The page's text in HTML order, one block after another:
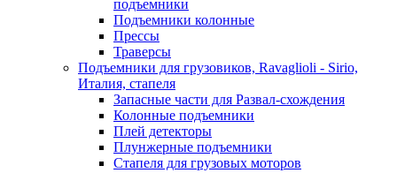
подъемники
Подъемники колонные
Прессы
Траверсы
Подъемники для грузовиков, Ravaglioli - Sirio,
Италия, стапеля
Запасные части для Развал-схождения
Колонные подъемники
Плей детекторы
Плунжерные подъемники
Стапеля для грузовых моторов